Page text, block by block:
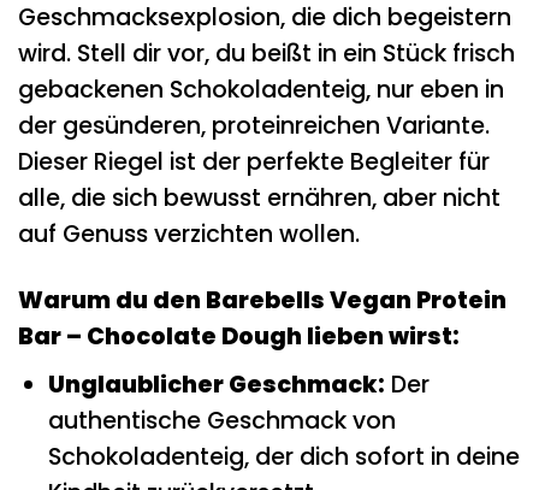
Geschmacksexplosion, die dich begeistern
wird. Stell dir vor, du beißt in ein Stück frisch
gebackenen Schokoladenteig, nur eben in
der gesünderen, proteinreichen Variante.
Dieser Riegel ist der perfekte Begleiter für
alle, die sich bewusst ernähren, aber nicht
auf Genuss verzichten wollen.
Warum du den Barebells Vegan Protein
Bar – Chocolate Dough lieben wirst:
Unglaublicher Geschmack: Der
authentische Geschmack von
Schokoladenteig, der dich sofort in deine